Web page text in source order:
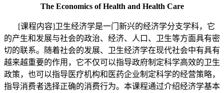
The Economics of Health and Health Care
[课程内容]卫生经济学是一门新兴的经济学分支学科，它
的产生和发展与社会的政治、经济、人口、卫生等方面具有密
切的联系。随着社会的发展、卫生经济学在现代社会中有具有
越来越重要的作用，它不仅可以指导政府制定科学高效的卫生
政策，也可以指导医疗机构和医药企业制定科学的经营策略，
指导消费者选择正确的消费行为。本课程通过介绍经济学基本